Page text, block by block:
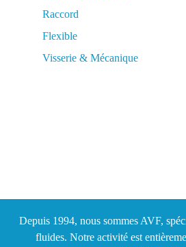
Raccord
Flexible
Visserie & Mécanique
Depuis 1994, nous sommes AVF,
fluides. Notre activité est